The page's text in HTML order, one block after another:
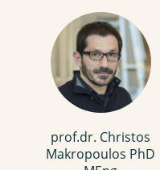
nicolien.van.aalderen@kwrwater.nl
bekijk profiel
dr. Stefanie Salmon
Onderzoeker
prof.dr. Christos
Makropoulos PhD